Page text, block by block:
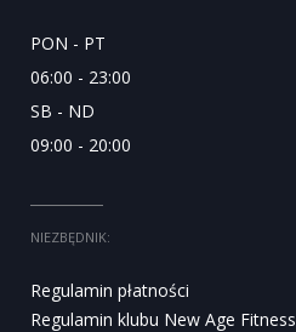
PON - PT
06:00 - 23:00
SB - ND
09:00 - 20:00
NIEZBĘDNIK:
Regulamin płatności
Regulamin klubu New Age Fitness